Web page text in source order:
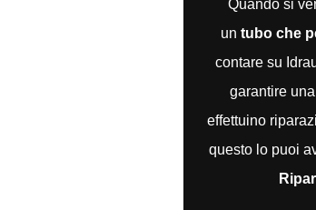
Quando si
un tubo che
contare su
garantire
effettuino
questo lo puoi